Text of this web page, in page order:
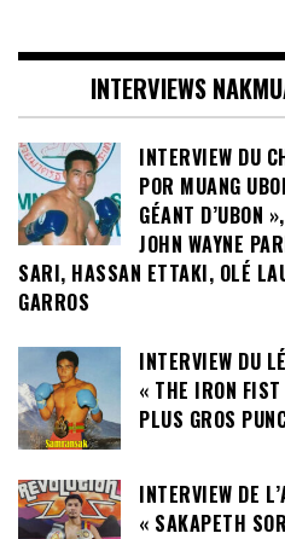
INTERVIEWS
INTERVIEW DU
POR MUANG
GÉANT D’UBON
JOHN WAYNE
SARI, HASSAN ETTAKI, OLÉ
GARROS
INTERVIEW DU
« THE IRON FIST
PLUS GROS
INTERVIEW DE
« SAKAPETH